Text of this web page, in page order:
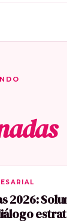
2026: